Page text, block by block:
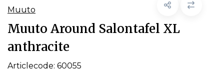
Muuto
Muuto Around Salontafel XL
anthracite
Articlecode: 60055